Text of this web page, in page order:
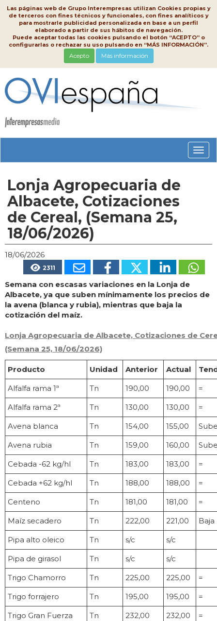
Las páginas web de Grupo Interempresas utilizan Cookies propias y
de terceros con fines técnicos y funcionales, con fines analíticos y
para mostrarle publicidad personalizada en base a un perfil
elaborado a partir de sus hábitos de navegación.
Puede aceptar todas las cookies pulsando el botón “ACEPTO” o
configurarlas o rechazar su uso pulsando en “MÁS INFORMACIÓN”.
Acepto Más información
Lonja Agropecuaria de
Albacete, Cotizaciones
de Cereal, (Semana 25,
18/06/2026)
18/06/2026
2311
Semana con escasas variaciones en la Lonja de
Albacete, ya que suben mínimamente los precios de
la avena (blanca y rubia), mientras que baja la
cotización del maíz.
Lonja Agropecuaria de Albacete, Cotizaciones de
(Semana 25, 18/06/2026)
Producto Unidad Anterior Actual
Alfalfa rama 1ª Tn 190,00 190,00 =
Alfalfa rama 2ª Tn 130,00 130,00 =
Avena blanca Tn 154,00 155,00
Avena rubia Tn 159,00 160,00
Cebada -62 kg/hl Tn 183,00 183,00 =
Cebada +62 kg/hl Tn 188,00 188,00 =
Centeno Tn 181,00 181,00 =
Maíz secadero Tn 222,00 221,00 Baja
Pipa alto oleico Tn s/c s/c
Pipa de girasol Tn s/c s/c
Trigo Chamorro Tn 225,00 225,00 =
Trigo forrajero Tn 195,00 195,00 =
Trigo Gran Fuerza Tn 232,00 232,00 =